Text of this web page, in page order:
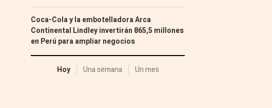
Coca-Cola y la embotelladora Arca
Continental Lindley invertirán 865,5 millones
en Perú para ampliar negocios
Hoy Una semana Un mes